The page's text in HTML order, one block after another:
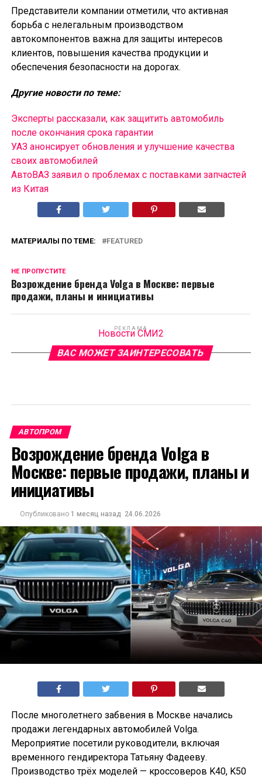
Представители компании отметили, что активная
борьба с нелегальным производством
автокомпонентов важна для защиты интересов
клиентов, повышения качества продукции и
обеспечения безопасности на дорогах.
Другие новости по теме:
Эксперты рассказали, как защитить автомобиль
после окончания срока гарантии
УАЗ анонсирует обновления и улучшение качества
своих автомобилей
АвтоВАЗ заявил о проблемах с поставками запчастей
из Китая
МАТЕРИАЛЫ ПО ТЕМЕ: FEATURED
НЕ ПРОПУСТИТЕ
Возрождение бренда Volga в Москве: первые
продажи, планы и инициативы
РЕКЛАМА
Новости СМИ2
ВАС МОЖЕТ ЗАИНТЕРЕСОВАТЬ
АВТОПРОМ
Возрождение бренда Volga в
Москве: первые продажи, планы и
инициативы
Опубликовано 1 месяц назад 24.06.2026
После многолетнего забвения в Москве начались
продажи легендарных автомобилей Volga.
Мероприятие посетили руководители, включая
временного гендиректора Татьяну Фадееву.
Производство трёх моделей — кроссоверов K40, K50